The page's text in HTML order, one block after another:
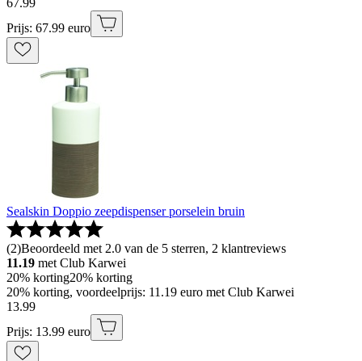
67.99
Prijs: 67.99 euro
Sealskin Doppio zeepdispenser porselein bruin
(2)Beoordeeld met 2.0 van de 5 sterren, 2 klantreviews
11.19 met Club Karwei
20% korting20% korting
20% korting, voordeelprijs: 11.19 euro met Club Karwei
13.99
Prijs: 13.99 euro